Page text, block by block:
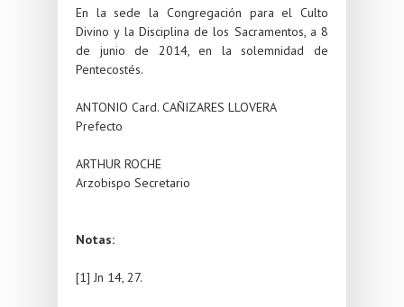
En la sede la Congregación para el Culto
Divino y la Disciplina de los Sacramentos, a 8
de junio de 2014, en la solemnidad de
Pentecostés.
ANTONIO Card. CAÑIZARES LLOVERA
Prefecto
ARTHUR ROCHE
Arzobispo Secretario
Notas:
[1] Jn 14, 27.